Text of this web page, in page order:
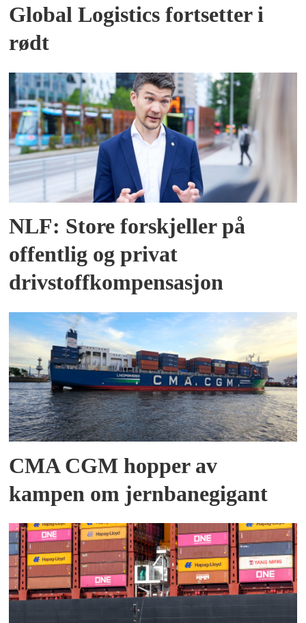
Global Logistics fortsetter i
rødt
NLF: Store forskjeller på
offentlig og privat
drivstoffkompensasjon
CMA CGM hopper av
kampen om jernbanegigant